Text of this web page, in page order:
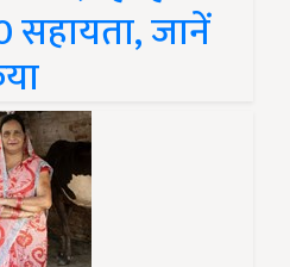
सहायता, जानें